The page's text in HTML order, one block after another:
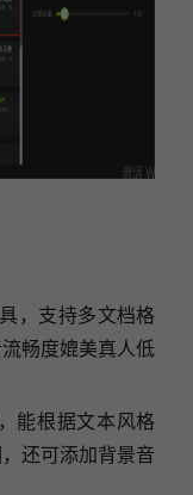
，支持多文档格
畅度媲美真人低
能根据文本风格
还可添加背景音